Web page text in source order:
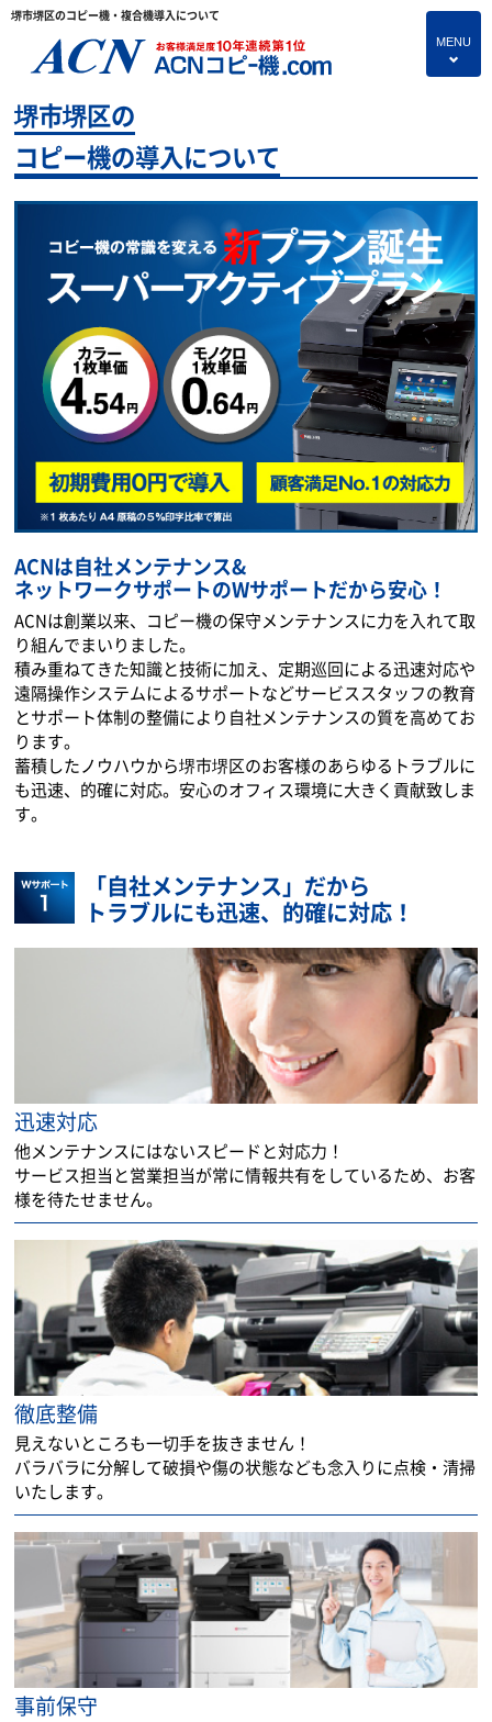
堺市堺区のコピー機・複合機導入について
MENU
4
プランのご紹介
保守サービス
コピー機あれこれ
コピー機に関すること
よくあるご質問
独立・開業支援プラン
お問い合わせ
堺市堺区の
コピー機の導入について
ACNは自社メンテナンス&
ネットワークサポートのWサポートだから安心！
ACNは創業以来、コピー機の保守メンテナンスに力を入れて取
り組んでまいりました。
積み重ねてきた知識と技術に加え、定期巡回による迅速対応や
遠隔操作システムによるサポートなどサービススタッフの教育
とサポート体制の整備により自社メンテナンスの質を高めてお
ります。
蓄積したノウハウから堺市堺区のお客様のあらゆるトラブルに
も迅速、的確に対応。安心のオフィス環境に大きく貢献致しま
す。
「自社メンテナンス」だから
トラブルにも迅速、的確に対応！
迅速対応
他メンテナンスにはないスピードと対応力！
サービス担当と営業担当が常に情報共有をしているため、お客
様を待たせません。
徹底整備
見えないところも一切手を抜きません！
バラバラに分解して破損や傷の状態なども念入りに点検・清掃
いたします。
事前保守